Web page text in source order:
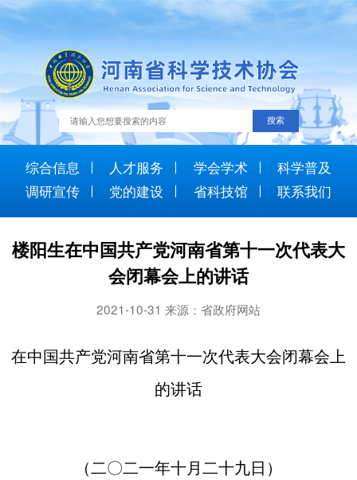
综合信息 人才服务 学会学术
科学普及
调研宣传
党的建设 省科技馆 联系我们
楼阳生在中国共产党河南省第十一次代表大
会闭幕会上的讲话
2021-10-31 来源：省政府网站
在中国共产党河南省第十一次代表大会闭幕会上
的讲话
（二〇二一年十月二十九日）